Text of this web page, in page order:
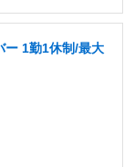
ー 1勤1休制/最大